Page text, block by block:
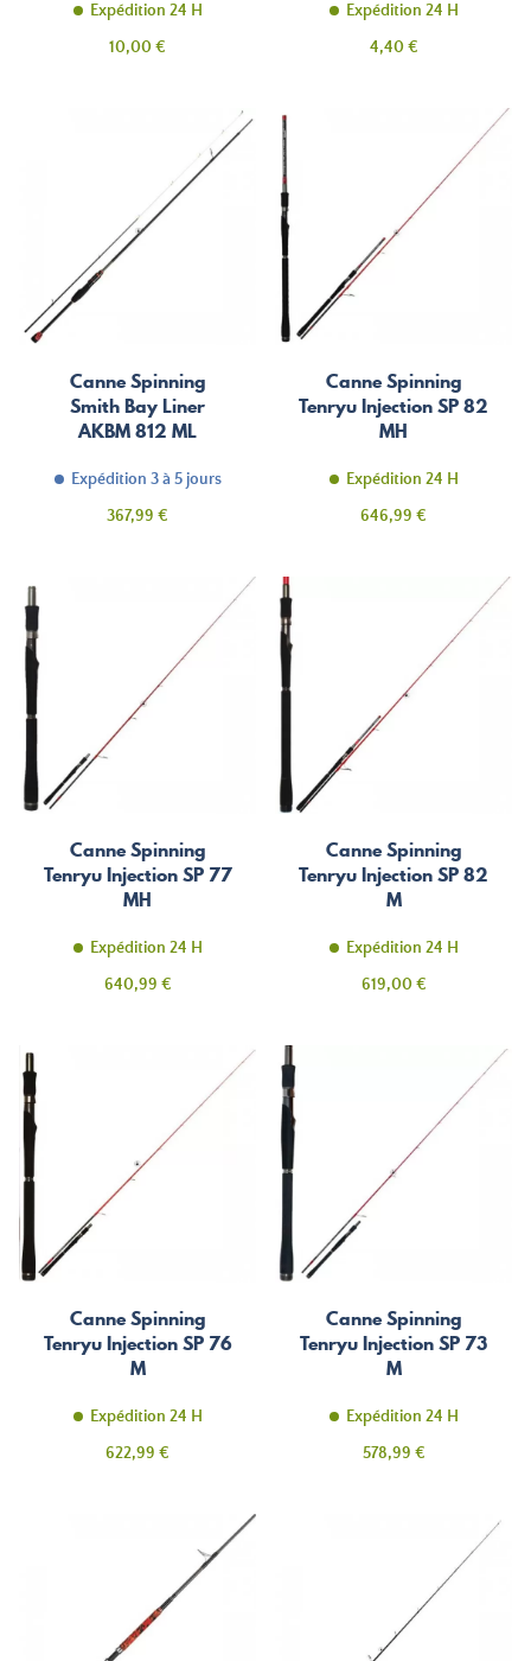
Expédition 24 H
Prix
10,00 €
Expédition 24 H
Prix
4,40 €
Canne Spinning
Smith Bay Liner
AKBM 812 ML
Expédition 3 à 5 jours
Prix
367,99 €
Canne Spinning
Tenryu Injection SP 82
MH
Expédition 24 H
Prix
646,99 €
Canne Spinning
Tenryu Injection SP 77
MH
Expédition 24 H
Prix
640,99 €
Canne Spinning
Tenryu Injection SP 82
M
Expédition 24 H
Prix
619,00 €
Canne Spinning
Tenryu Injection SP 76
M
Expédition 24 H
Prix
622,99 €
Canne Spinning
Tenryu Injection SP 73
M
Expédition 24 H
Prix
578,99 €